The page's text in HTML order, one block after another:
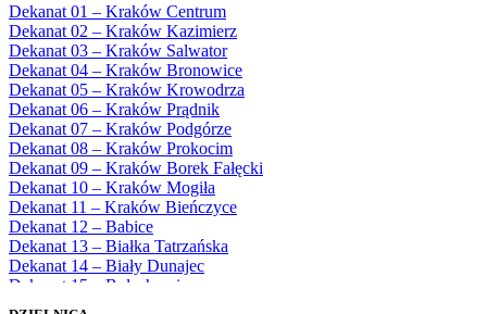
Dekanat 01 – Kraków Centrum
Dekanat 02 – Kraków Kazimierz
Dekanat 03 – Kraków Salwator
Dekanat 04 – Kraków Bronowice
Dekanat 05 – Kraków Krowodrza
Dekanat 06 – Kraków Prądnik
Dekanat 07 – Kraków Podgórze
Dekanat 08 – Kraków Prokocim
Dekanat 09 – Kraków Borek Fałęcki
Dekanat 10 – Kraków Mogiła
Dekanat 11 – Kraków Bieńczyce
Dekanat 12 – Babice
Dekanat 13 – Białka Tatrzańska
Dekanat 14 – Biały Dunajec
Dekanat 15 – Bolechowice